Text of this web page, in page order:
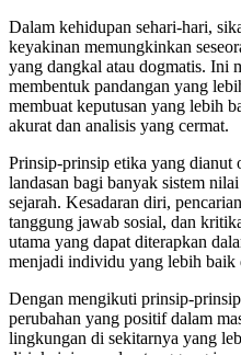
Dalam kehidupan sehari-hari,
keyakinan memungkinkan
yang dangkal atau dogmatis. Ini
membentuk pandangan yang
membuat keputusan yang lebih
akurat dan analisis yang cermat.
Prinsip-prinsip etika yang dianut
landasan bagi banyak sistem
sejarah. Kesadaran diri,
tanggung jawab sosial, dan
utama yang dapat diterapkan
menjadi individu yang lebih baik
Dengan mengikuti prinsip-
perubahan yang positif dalam
lingkungan di sekitarnya yang